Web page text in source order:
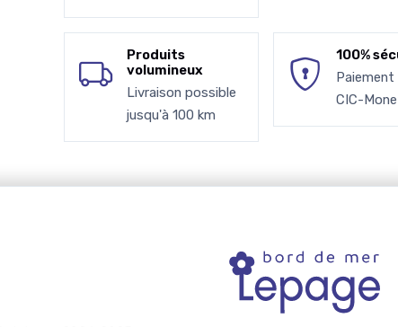
Produits
volumineux
Livraison possible
jusqu'à 100 km
100%
Paiement
CIC-